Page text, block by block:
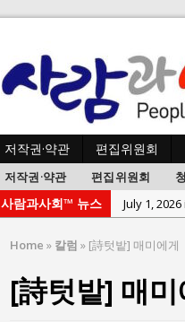
저작권·약관 편집위원회
저작권·약관 편집위원회
사람과사회™ 뉴스 July 1,
June 2,
May 27,
Home » 칼럼 » [詩텃밭] 매미에게
[詩텃밭] 매미